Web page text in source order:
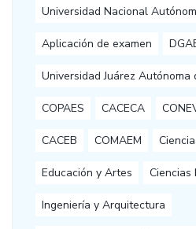
Universidad Nacional
Aplicación de examen
Universidad Juárez Autónoma
COPAES CACECA
CACEB COMAEM
Educación y Artes Ciencias
Ingeniería y Arquitectura